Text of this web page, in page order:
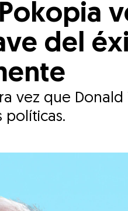
del
vez que
políticas.